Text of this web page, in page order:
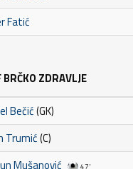
Fatić
BRČKO ZDRAVLJE
Bečić(GK)
Trumić(C)
Mušanović 47'